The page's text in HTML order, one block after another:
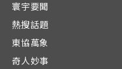
寰宇要聞
熱搜話題
東協萬象
奇人妙事